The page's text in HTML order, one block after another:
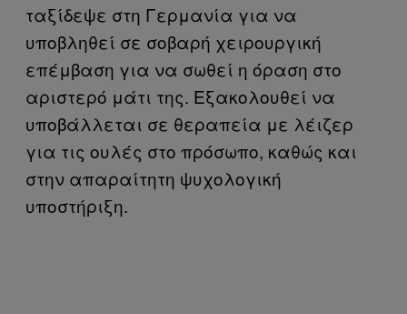
ταξίδεψε στη Γερμανία για να
υποβληθεί σε σοβαρή χειρουργική
επέμβαση για να σωθεί η όραση στο
αριστερό μάτι της. Εξακολουθεί να
υποβάλλεται σε θεραπεία με λέιζερ
για τις ουλές στο πρόσωπο, καθώς και
στην απαραίτητη ψυχολογική
υποστήριξη.